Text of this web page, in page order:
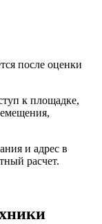
после оценки
к площадке,
и адрес в
расчет.